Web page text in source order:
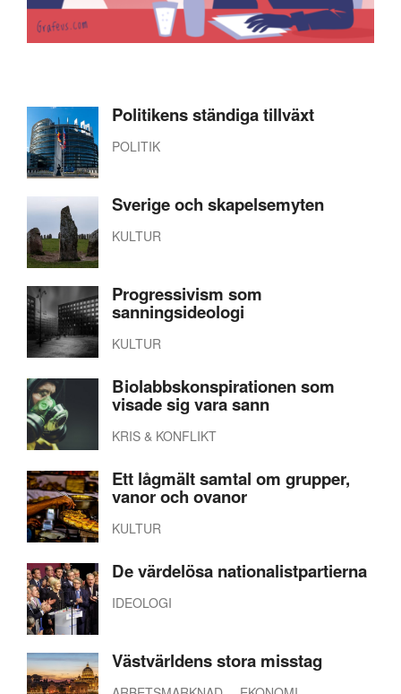
Politikens ständiga tillväxt
POLITIK
Sverige och skapelsemyten
KULTUR
Progressivism som
sanningsideologi
KULTUR
Biolabbskonspirationen som
visade sig vara sann
KRIS & KONFLIKT
Ett lågmält samtal om grupper,
vanor och ovanor
KULTUR
De värdelösa nationalistpartierna
IDEOLOGI
Västvärldens stora misstag